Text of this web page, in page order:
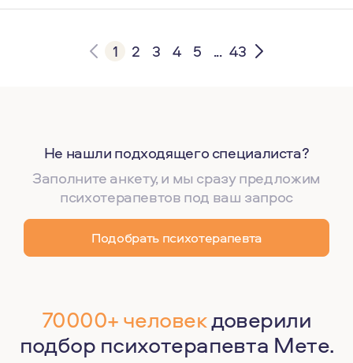
1 2 3 4 5 ... 43
Не нашли подходящего специалиста?
Заполните анкету, и мы сразу предложим
психотерапевтов под ваш запрос
Подобрать психотерапевта
70000+ человекдоверили
подбор психотерапевта Мете.